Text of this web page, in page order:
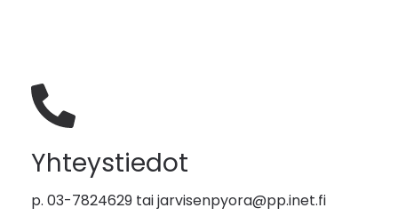
Yhteystiedot
p. 03-7824629 taijarvisenpyora@pp.inet.fi